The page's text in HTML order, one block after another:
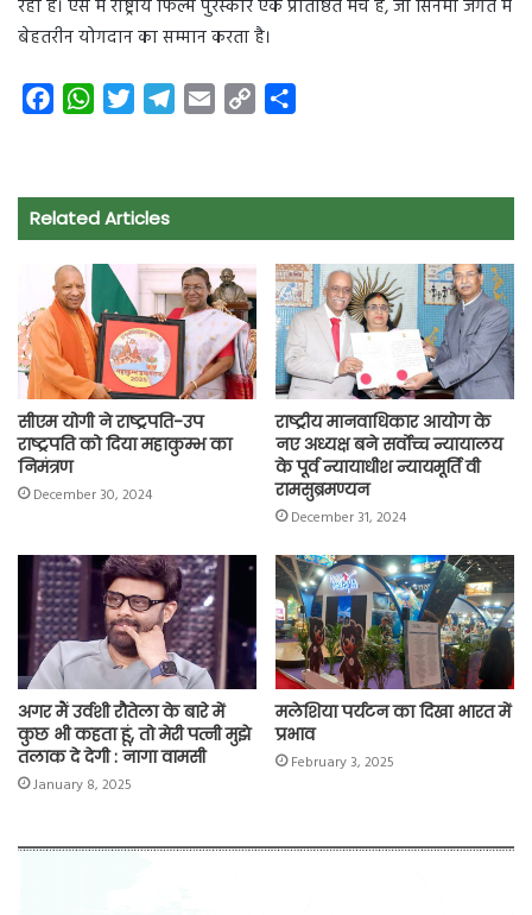
रहा है। ऐसे में राष्ट्रीय फिल्म पुरस्कार एक प्रतिष्ठित मंच है, जो सिनेमा जगत में
बेहतरीन योगदान का सम्मान करता है।
e
b
o
k
W
t
s
p
t
t
r
e
a
m
i
y
n
r
Related Articles
सीएम योगी ने राष्ट्रपति-उप
राष्ट्रपति को दिया महाकुम्भ का
निमंत्रण
December 30, 2024
राष्ट्रीय मानवाधिकार आयोग के
नए अध्यक्ष बने सर्वोच्च न्यायालय
के पूर्व न्यायाधीश न्यायमूर्ति वी
रामसुब्रमण्यन
December 31, 2024
अगर मैं उर्वशी रौतेला के बारे में
कुछ भी कहता हूं, तो मेरी पत्नी मुझे
तलाक दे देगी : नागा वामसी
January 8, 2025
मलेशिया पर्यटन का दिखा भारत में
प्रभाव
February 3, 2025